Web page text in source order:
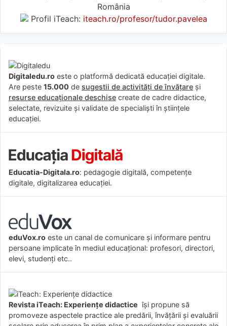
România
Profil iTeach: iteach.ro/profesor/tudor.pavelea
Digitaledu.ro este o platformă dedicată educației digitale.
Are peste 15.000 de sugestii de activități de învățare și
resurse educaționale deschise create de cadre didactice,
selectate, revizuite și validate de specialiști în științele
educației.
Educatia-Digitala.ro: pedagogie digitală, competențe
digitale, digitalizarea educației.
eduVox.ro este un canal de comunicare și informare pentru
persoane implicate în mediul educațional: profesori, directori,
elevi, studenți etc..
Revista iTeach: Experienţe didactice îşi propune să
promoveze aspectele practice ale predării, învăţării şi evaluării